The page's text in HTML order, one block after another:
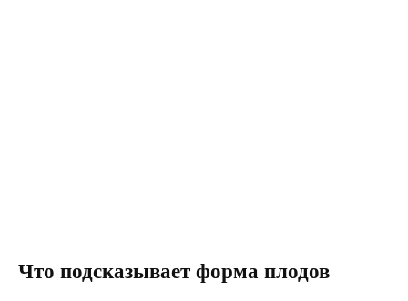
Что подсказывает форма плодов